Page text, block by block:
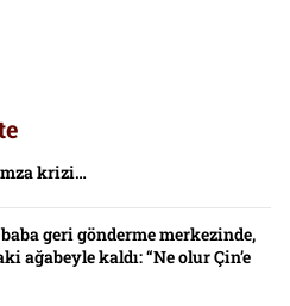
krizi…
geri gönderme merkezinde,
ağabeyle kaldı: “Ne olur Çin’e